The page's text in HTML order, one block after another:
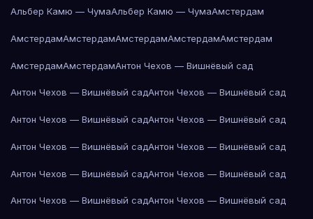
Альбер Камю — ЧумаАльбер Камю — ЧумаАмстердам
АмстердамАмстердамАмстердамАмстердамАмстердам
АмстердамАмстердамАнтон Чехов — Вишнёвый сад
Антон Чехов — Вишнёвый садАнтон Чехов — Вишнёвый сад
Антон Чехов — Вишнёвый садАнтон Чехов — Вишнёвый сад
Антон Чехов — Вишнёвый садАнтон Чехов — Вишнёвый сад
Антон Чехов — Вишнёвый садАнтон Чехов — Вишнёвый сад
Антон Чехов — Вишнёвый садАнтон Чехов — Вишнёвый сад